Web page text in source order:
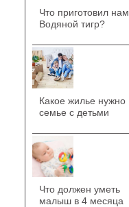
Что приготовил нам
Водяной тигр?
Какое жилье нужно
семье с детьми
Что должен уметь
малыш в 4 месяца